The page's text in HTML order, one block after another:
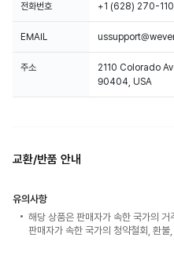
전화번호 +1 (628) 270-
EMAIL
주소
2110 Colorado
90404, USA
교환/반품 안내
유의사항
해당 상품은 판매자가 속한 국가의
판매자가 속한 국가의 청약철회, 환